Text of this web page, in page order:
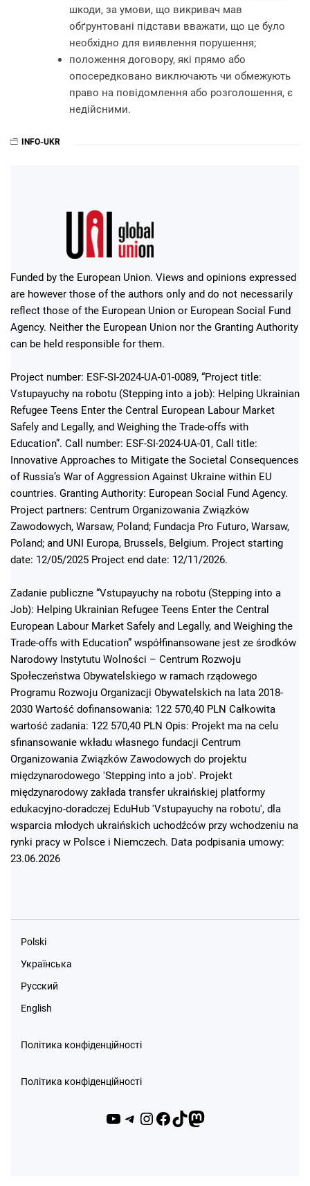
шкоди, за умови, що викривач мав
обґрунтовані підстави вважати, що це було
необхідно для виявлення порушення;
положення договору, які прямо або
опосередковано виключають чи обмежують
право на повідомлення або розголошення, є
недійсними.
INFO-UKR
Funded by the European Union. Views and opinions expressed
are however those of the authors only and do not necessarily
reflect those of the European Union or European Social Fund
Agency. Neither the European Union nor the Granting Authority
can be held responsible for them.
Project number: ESF-SI-2024-UA-01-0089, “Project title:
Vstupayuchy na robotu (Stepping into a job): Helping Ukrainian
Refugee Teens Enter the Central European Labour Market
Safely and Legally, and Weighing the Trade-offs with
Education”. Call number: ESF-SI-2024-UA-01, Call title:
Innovative Approaches to Mitigate the Societal Consequences
of Russia’s War of Aggression Against Ukraine within EU
countries. Granting Authority: European Social Fund Agency.
Project partners: Centrum Organizowania Związków
Zawodowych, Warsaw, Poland; Fundacja Pro Futuro, Warsaw,
Poland; and UNI Europa, Brussels, Belgium. Project starting
date: 12/05/2025 Project end date: 12/11/2026.
Zadanie publiczne “Vstupayuchy na robotu (Stepping into a
Job): Helping Ukrainian Refugee Teens Enter the Central
European Labour Market Safely and Legally, and Weighing the
Trade-offs with Education” współfinansowane jest ze środków
Narodowy Instytutu Wolności – Centrum Rozwoju
Społeczeństwa Obywatelskiego w ramach rządowego
Programu Rozwoju Organizacji Obywatelskich na lata 2018-
2030 Wartość dofinansowania: 122 570,40 PLN Całkowita
wartość zadania: 122 570,40 PLN Opis: Projekt ma na celu
sfinansowanie wkładu własnego fundacji Centrum
Organizowania Związków Zawodowych do projektu
międzynarodowego 'Stepping into a job'. Projekt
międzynarodowy zakłada transfer ukraińskiej platformy
edukacyjno-doradczej EduHub 'Vstupayuchy na robotu', dla
wsparcia młodych ukraińskich uchodźców przy wchodzeniu na
rynki pracy w Polsce i Niemczech. Data podpisania umowy:
23.06.2026
Polski
Українська
Русский
English
Політика конфіденційності
Політика конфіденційності
YouTube
Telegram
Instagram
Facebook
TikTok
Mastodon